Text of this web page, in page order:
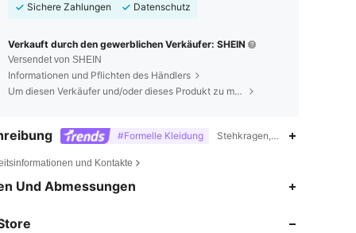
Sichere Zahlungen
Datenschutz
Verkauft durch den gewerblichen Verkäufer: SHEIN
Versendet von SHEIN
Informationen und Pflichten des Händlers
Um diesen Verkäufer und/oder dieses Produkt zu melden
#Formelle Kleidung Stehkragen,Gerafft,Drapiert
und Kontakte
Und Abmessungen
4,81 4K